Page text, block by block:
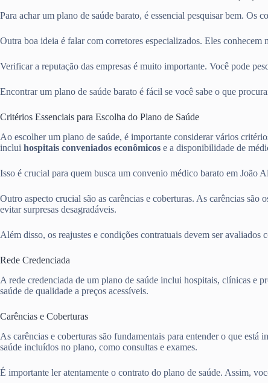
Para achar um plano de saúde barato, é essencial pesquisar bem. Os
Outra boa ideia é falar com corretores especializados. Eles
Verificar a reputação das empresas é muito importante. Você pode
Encontrar um plano de saúde barato é fácil se você sabe o que
Critérios Essenciais para Escolha do Plano de Saúde
Ao escolher um plano de saúde, é importante considerar vários
inclui hospitais conveniados econômicos e a disponibilidade de
Isso é crucial para quem busca um convenio médico barato em João
Outro aspecto crucial são as carências e coberturas. As carências são
evitar surpresas desagradáveis.
Além disso, os reajustes e condições contratuais devem ser
Rede Credenciada
A rede credenciada de um plano de saúde inclui hospitais, clínicas e
saúde de qualidade a preços acessíveis.
Carências e Coberturas
As carências e coberturas são fundamentais para entender o que
saúde incluídos no plano, como consultas e exames.
É importante ler atentamente o contrato do plano de saúde. Assim,